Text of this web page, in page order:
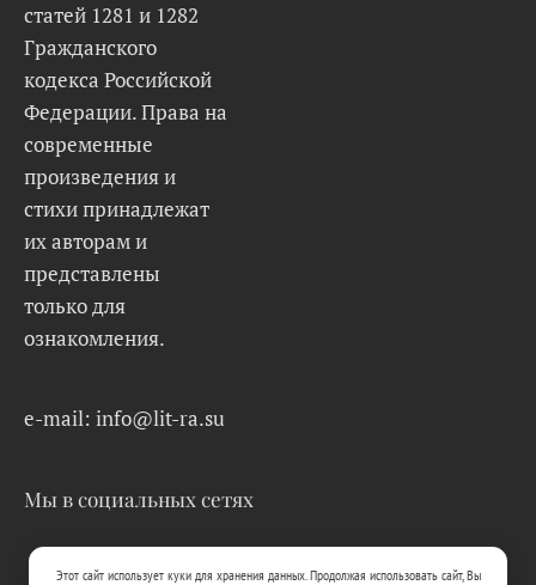
статей 1281 и 1282
Гражданского
кодекса Российской
Федерации. Права на
современные
произведения и
стихи принадлежат
их авторам и
представлены
только для
ознакомления.
e-mail: info@lit-ra.su
Мы в социальных сетях
Этот сайт использует куки для хранения данных. Продолжая использовать сайт, Вы